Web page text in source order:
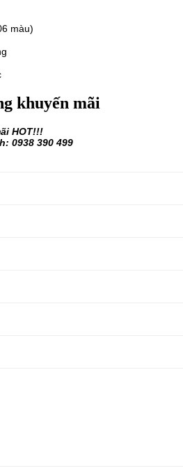
màu)
khuyến mãi
HOT!!!
0938 390 499